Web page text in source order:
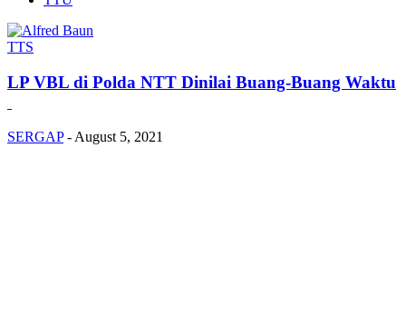
TTS
LP VBL di Polda NTT Dinilai Buang-Buang Waktu
SERGAP - August 5, 2021